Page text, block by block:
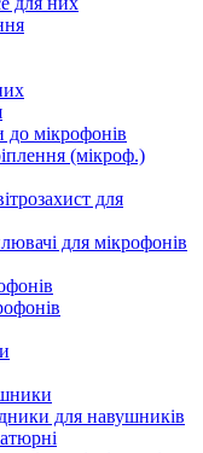
до мікрофонів
(мікроф.)
для
для мікрофонів
для навушників